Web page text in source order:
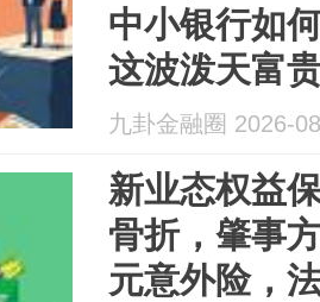
中小银行如
这波泼天富
九卦金融圈 2026-
新业态权益
骨折，肇事
元意外险，